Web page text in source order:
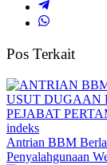
Pos Terkait
indeks
Antrian BBM
Penyalahgunaan